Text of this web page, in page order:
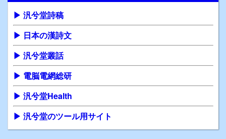
▶ 汎兮堂詩稿
▶ 日本の漢詩文
▶ 汎兮堂叢話
▶ 電脳電網総研
▶ 汎兮堂Health
▶ 汎兮堂のツール用サイト